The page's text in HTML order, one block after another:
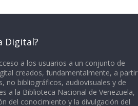
Digital?
a los usuarios a un conjunto de
creados, fundamentalmente, a partir
no bibliográficos, audiovisuales y de
a la Biblioteca Nacional de Venezuela,
del conocimiento y la divulgación del